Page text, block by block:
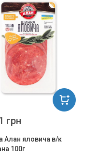
Алан яловича в/к
100г
грн